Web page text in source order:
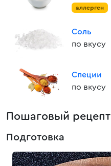
аллерген
Соль
по вкусу
Специи
по вкусу
Пошаговый рецепт
Подготовка